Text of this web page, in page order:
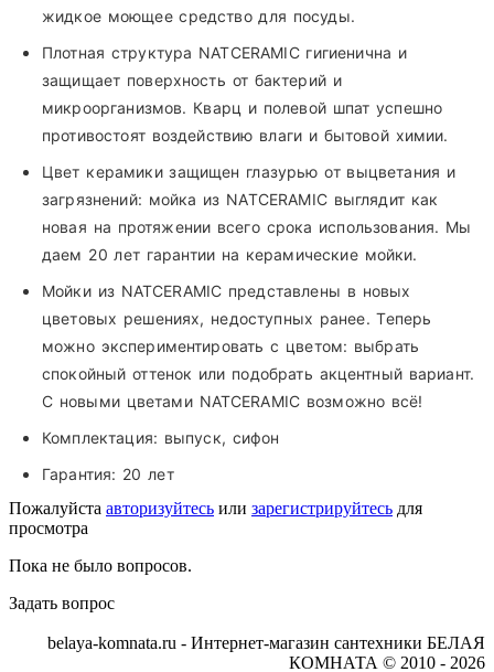
жидкое моющее средство для посуды.
Плотная структура NATCERAMIC гигиенична и
защищает поверхность от бактерий и
микроорганизмов. Кварц и полевой шпат успешно
противостоят воздействию влаги и бытовой химии.
Цвет керамики защищен глазурью от выцветания и
загрязнений: мойка из NATCERAMIC выглядит как
новая на протяжении всего срока использования. Мы
даем 20 лет гарантии на керамические мойки.
Мойки из NATCERAMIC представлены в новых
цветовых решениях, недоступных ранее. Теперь
можно экспериментировать с цветом: выбрать
спокойный оттенок или подобрать акцентный вариант.
С новыми цветами NATCERAMIC возможно всё!
Комплектация: выпуск, сифон
Гарантия: 20 лет
Пожалуйста авторизуйтесь или зарегистрируйтесь для
просмотра
Пока не было вопросов.
Задать вопрос
belaya-komnata.ru - Интернет-магазин сантехники БЕЛАЯ
КОМНАТА © 2010 - 2026